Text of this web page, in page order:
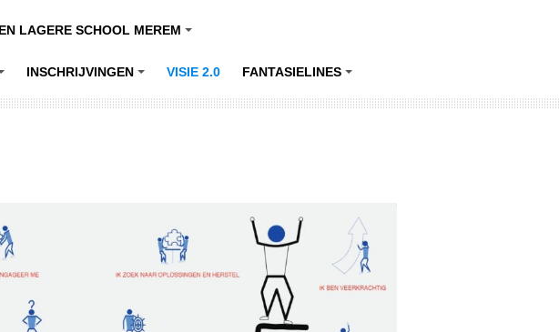
LAGERE SCHOOL MEREM
INSCHRIJVINGEN VISIE 2.0 FANTASIELINES